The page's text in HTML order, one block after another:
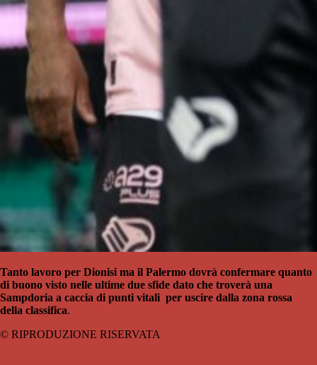
Tanto lavoro per Dionisi ma il Palermo dovrà confermare quanto
di buono visto nelle ultime due sfide dato che troverà una
Sampdoria a caccia di punti vitali per uscire dalla zona rossa
della classifica.
© RIPRODUZIONE RISERVATA